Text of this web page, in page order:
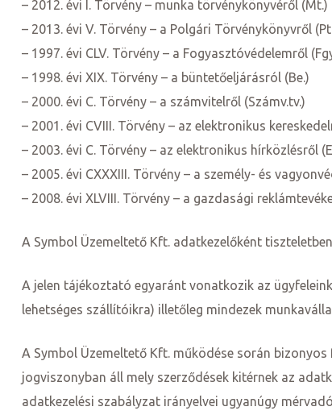
– 2012. évi I. Törvény – munka törvénykönyvéről (Mt.)
– 2013. évi V. Törvény – a Polgári Törvénykönyvről
– 1997. évi CLV. Törvény – a Fogyasztóvédelemről
– 1998. évi XIX. Törvény – a büntetőeljárásról (Be.)
– 2000. évi C. Törvény – a számvitelről (Számv.tv.)
– 2001. évi CVIII. Törvény – az elektronikus
– 2003. évi C. Törvény – az elektronikus hírközlésről
– 2005. évi CXXXIII. Törvény – a személy- és
– 2008. évi XLVIII. Törvény – a gazdasági
A Symbol Üzemeltető Kft. adatkezelőként
A jelen tájékoztató egyaránt vonatkozik az
lehetséges szállítóikra) illetőleg mindezek
A Symbol Üzemeltető Kft. működése során
jogviszonyban áll mely szerződések kitérnek az
adatkezelési szabályzat irányelvei ugyanúgy